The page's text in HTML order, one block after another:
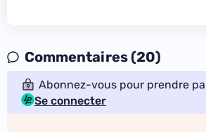
Commentaires (20)
Abonnez-vous pour prendre
Se connecter